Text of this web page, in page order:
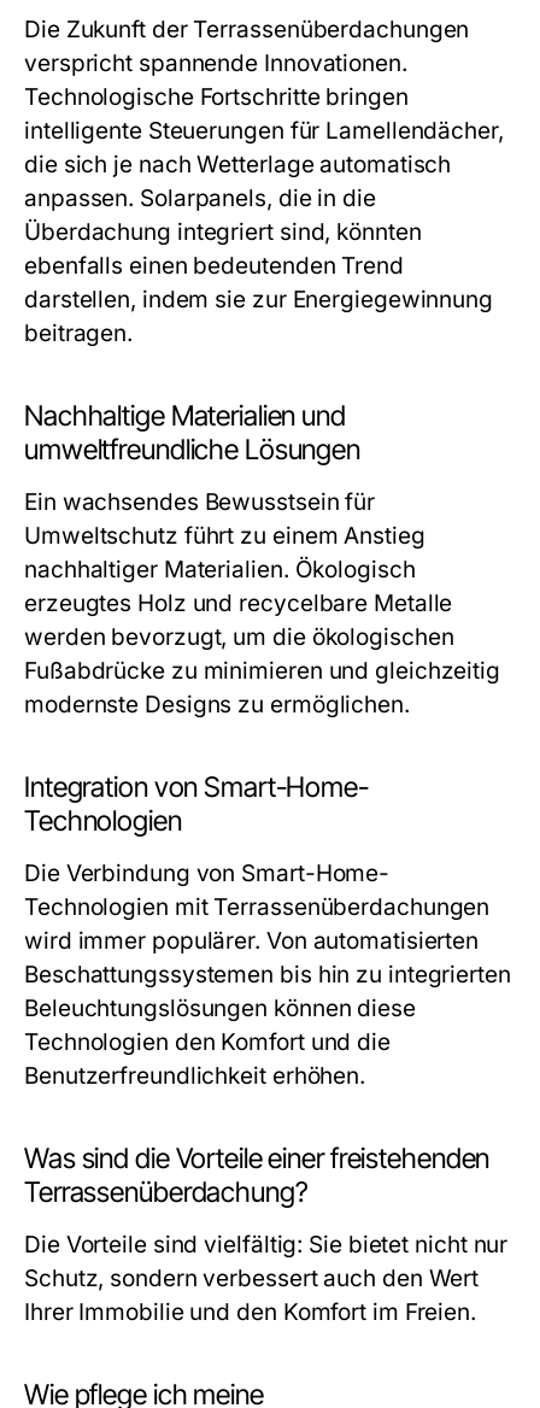
Die Zukunft der Terrassenüberdachungen
verspricht spannende Innovationen.
Technologische Fortschritte bringen
intelligente Steuerungen für Lamellendächer,
die sich je nach Wetterlage automatisch
anpassen. Solarpanels, die in die
Überdachung integriert sind, könnten
ebenfalls einen bedeutenden Trend
darstellen, indem sie zur Energiegewinnung
beitragen.
Nachhaltige Materialien und
umweltfreundliche Lösungen
Ein wachsendes Bewusstsein für
Umweltschutz führt zu einem Anstieg
nachhaltiger Materialien. Ökologisch
erzeugtes Holz und recycelbare Metalle
werden bevorzugt, um die ökologischen
Fußabdrücke zu minimieren und gleichzeitig
modernste Designs zu ermöglichen.
Integration von Smart-Home-
Technologien
Die Verbindung von Smart-Home-
Technologien mit Terrassenüberdachungen
wird immer populärer. Von automatisierten
Beschattungssystemen bis hin zu integrierten
Beleuchtungslösungen können diese
Technologien den Komfort und die
Benutzerfreundlichkeit erhöhen.
Was sind die Vorteile einer freistehenden
Terrassenüberdachung?
Die Vorteile sind vielfältig: Sie bietet nicht nur
Schutz, sondern verbessert auch den Wert
Ihrer Immobilie und den Komfort im Freien.
Wie pflege ich meine